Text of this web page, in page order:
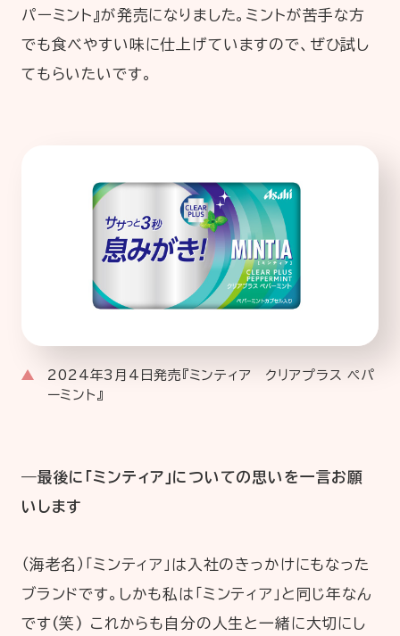
パーミント』が発売になりました。ミントが苦手な方
でも食べやすい味に仕上げていますので、ぜひ試し
てもらいたいです。
2024年3月4日発売『ミンティア クリアプラス ペパ
ーミント』
―最後に「ミンティア」についての思いを一言お願
いします
（海老名）「ミンティア」は入社のきっかけにもなった
ブランドです。しかも私は「ミンティア」と同じ年なん
です(笑) これからも自分の人生と一緒に大切にし